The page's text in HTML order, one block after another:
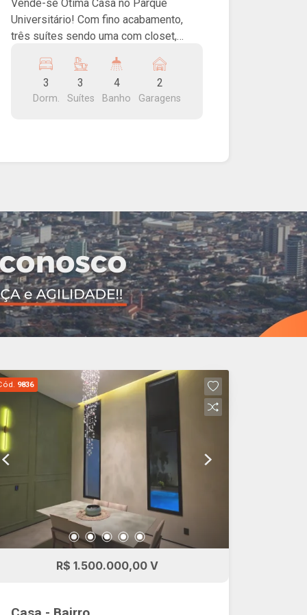
Vende-se Ótima Casa no Parque
Universitário! Com fino acabamento,
três suítes sendo uma com closet,
armários, piscina e lavabo.
3
Dorm.
3
Suítes
4
Banho
2
Garagens
9836
R$ 1.500.000,00 V